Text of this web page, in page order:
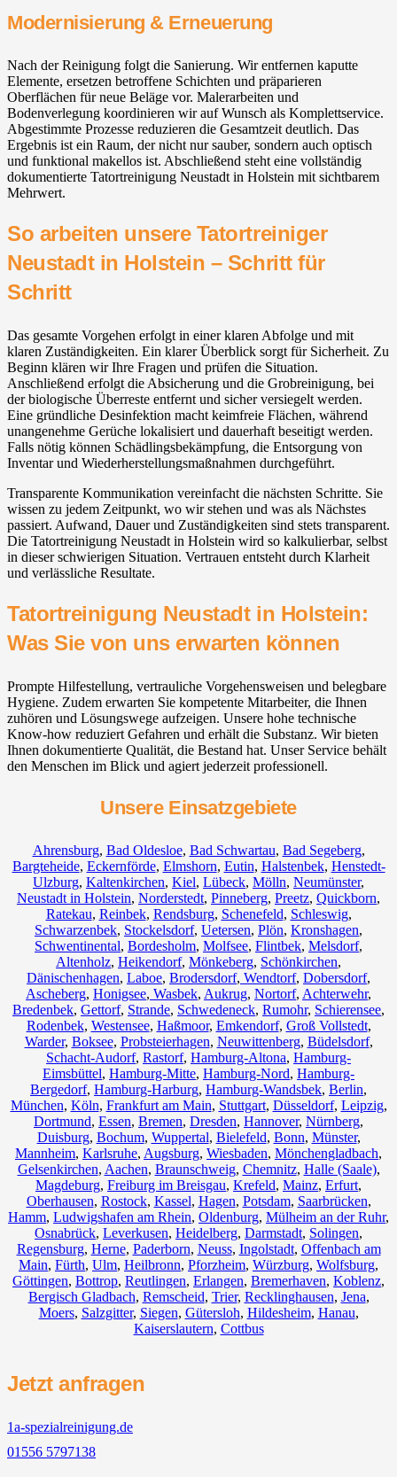
Modernisierung & Erneuerung
Nach der Reinigung folgt die Sanierung. Wir entfernen kaputte
Elemente, ersetzen betroffene Schichten und präparieren
Oberflächen für neue Beläge vor. Malerarbeiten und
Bodenverlegung koordinieren wir auf Wunsch als Komplettservice.
Abgestimmte Prozesse reduzieren die Gesamtzeit deutlich. Das
Ergebnis ist ein Raum, der nicht nur sauber, sondern auch optisch
und funktional makellos ist. Abschließend steht eine vollständig
dokumentierte Tatortreinigung Neustadt in Holstein mit sichtbarem
Mehrwert.
So arbeiten unsere Tatortreiniger
Neustadt in Holstein – Schritt für
Schritt
Das gesamte Vorgehen erfolgt in einer klaren Abfolge und mit
klaren Zuständigkeiten. Ein klarer Überblick sorgt für Sicherheit. Zu
Beginn klären wir Ihre Fragen und prüfen die Situation.
Anschließend erfolgt die Absicherung und die Grobreinigung, bei
der biologische Überreste entfernt und sicher versiegelt werden.
Eine gründliche Desinfektion macht keimfreie Flächen, während
unangenehme Gerüche lokalisiert und dauerhaft beseitigt werden.
Falls nötig können Schädlingsbekämpfung, die Entsorgung von
Inventar und Wiederherstellungsmaßnahmen durchgeführt.
Transparente Kommunikation vereinfacht die nächsten Schritte. Sie
wissen zu jedem Zeitpunkt, wo wir stehen und was als Nächstes
passiert. Aufwand, Dauer und Zuständigkeiten sind stets transparent.
Die Tatortreinigung Neustadt in Holstein wird so kalkulierbar, selbst
in dieser schwierigen Situation. Vertrauen entsteht durch Klarheit
und verlässliche Resultate.
Tatortreinigung Neustadt in Holstein:
Was Sie von uns erwarten können
Prompte Hilfestellung, vertrauliche Vorgehensweisen und belegbare
Hygiene. Zudem erwarten Sie kompetente Mitarbeiter, die Ihnen
zuhören und Lösungswege aufzeigen. Unsere hohe technische
Know-how reduziert Gefahren und erhält die Substanz. Wir bieten
Ihnen dokumentierte Qualität, die Bestand hat. Unser Service behält
den Menschen im Blick und agiert jederzeit professionell.
Unsere Einsatzgebiete
Ahrensburg, Bad Oldesloe, Bad Schwartau, Bad Segeberg,
Bargteheide, Eckernförde, Elmshorn, Eutin, Halstenbek, Henstedt-
Ulzburg, Kaltenkirchen, Kiel, Lübeck, Mölln, Neumünster,
Neustadt in Holstein, Norderstedt, Pinneberg, Preetz, Quickborn,
Ratekau, Reinbek, Rendsburg, Schenefeld, Schleswig,
Schwarzenbek, Stockelsdorf, Uetersen, Plön, Kronshagen,
Schwentinental, Bordesholm, Molfsee, Flintbek, Melsdorf,
Altenholz, Heikendorf, Mönkeberg, Schönkirchen,
Dänischenhagen, Laboe, Brodersdorf, Wendtorf, Dobersdorf,
Ascheberg, Honigsee, Wasbek, Aukrug, Nortorf, Achterwehr,
Bredenbek, Gettorf, Strande, Schwedeneck, Rumohr, Schierensee,
Rodenbek, Westensee, Haßmoor, Emkendorf, Groß Vollstedt,
Warder, Boksee, Probsteierhagen, Neuwittenberg, Büdelsdorf,
Schacht-Audorf, Rastorf, Hamburg-Altona, Hamburg-
Eimsbüttel, Hamburg-Mitte, Hamburg-Nord, Hamburg-
Bergedorf, Hamburg-Harburg, Hamburg-Wandsbek, Berlin,
München, Köln, Frankfurt am Main, Stuttgart, Düsseldorf, Leipzig,
Dortmund, Essen, Bremen, Dresden, Hannover, Nürnberg,
Duisburg, Bochum, Wuppertal, Bielefeld, Bonn, Münster,
Mannheim, Karlsruhe, Augsburg, Wiesbaden, Mönchengladbach,
Gelsenkirchen, Aachen, Braunschweig, Chemnitz⁠, Halle (Saale),
Magdeburg, Freiburg im Breisgau, Krefeld, Mainz, Erfurt,
Oberhausen, Rostock, Kassel, Hagen, Potsdam, Saarbrücken,
Hamm, Ludwigshafen am Rhein, Oldenburg, Mülheim an der Ruhr,
Osnabrück, Leverkusen, Heidelberg, Darmstadt, Solingen,
Regensburg, Herne, Paderborn, Neuss, Ingolstadt, Offenbach am
Main, Fürth, Ulm, Heilbronn, Pforzheim, Würzburg, Wolfsburg,
Göttingen, Bottrop, Reutlingen, Erlangen, Bremerhaven, Koblenz,
Bergisch Gladbach, Remscheid, Trier, Recklinghausen, Jena,
Moers, Salzgitter, Siegen, Gütersloh, Hildesheim, Hanau,
Kaiserslautern, Cottbus
Jetzt anfragen
1a-spezialreinigung.de
01556 5797138